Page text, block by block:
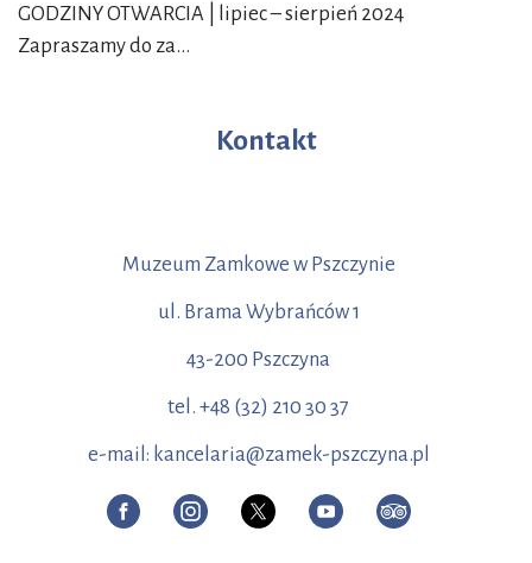
GODZINY OTWARCIA | lipiec – sierpień 2024
Zapraszamy do za...
Kontakt
Muzeum Zamkowe w Pszczynie
ul. Brama Wybrańców 1
43-200 Pszczyna
tel. +48 (32) 210 30 37
e-mail: kancelaria@zamek-pszczyna.pl